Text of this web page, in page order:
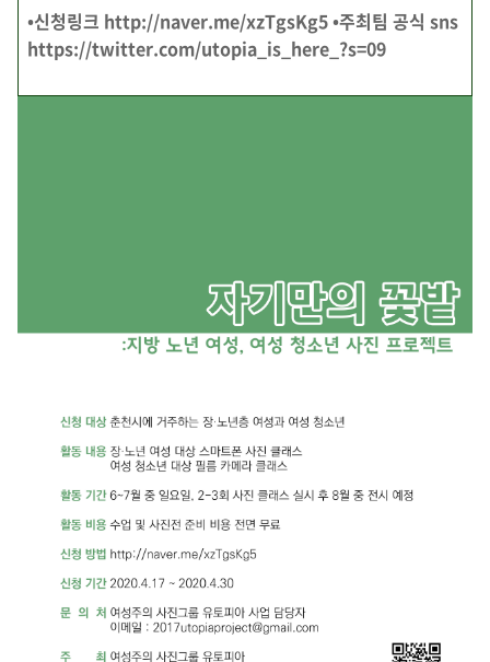
•신청링크 http://naver.me/xzTgsKg5•주최팀 공식 sns
https://twitter.com/utopia_is_here_?s=09